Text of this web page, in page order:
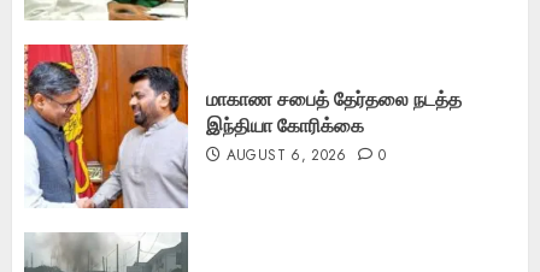
மாகாண சபைத் தேர்தலை நடத்த
இந்தியா கோரிக்கை
AUGUST 6, 2026 0